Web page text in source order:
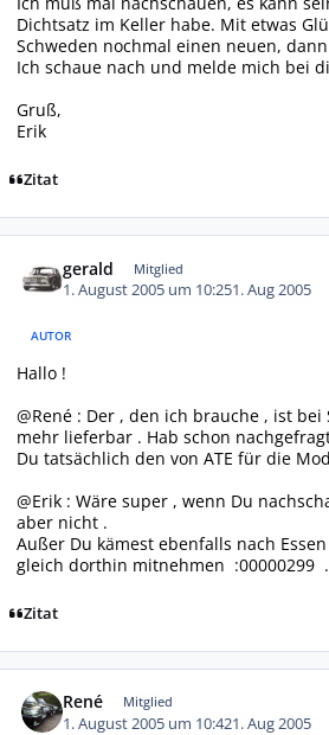
Dichtsatz im Keller habe. Mit etwas
Schweden nochmal einen neuen,
Ich schaue nach und melde mich bei
Gruß,
Erik
Zitat
gerald Mitglied
1. August 2005 um 10:251. Aug 2005
AUTOR
Hallo !
@René : Der , den ich brauche , ist
mehr lieferbar . Hab schon
Du tatsächlich den von ATE für die
@Erik : Wäre super , wenn Du
aber nicht .
Außer Du kämest ebenfalls nach
gleich dorthin mitnehmen :00000299
Zitat
René Mitglied
1. August 2005 um 10:421. Aug 2005